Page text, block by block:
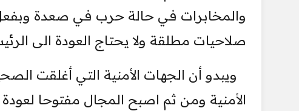
والمخابرات في حالة حرب في صعدة وبفعل
صلاحيات مطلقة ولا يحتاج العودة الى
ويبدو أن الجهات الأمنية التي أغلقت
الأمنية ومن ثم اصبح المجال مفتوحا